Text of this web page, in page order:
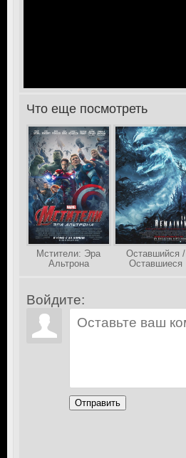
>Что еще посмотреть
Мстители: Эра
Альтрона
Оставшийся /
Оставшиеся
Войдите:
Отправить